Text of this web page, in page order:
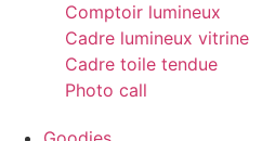
Comptoir lumineux
Cadre lumineux vitrine
Cadre toile tendue
Photo call